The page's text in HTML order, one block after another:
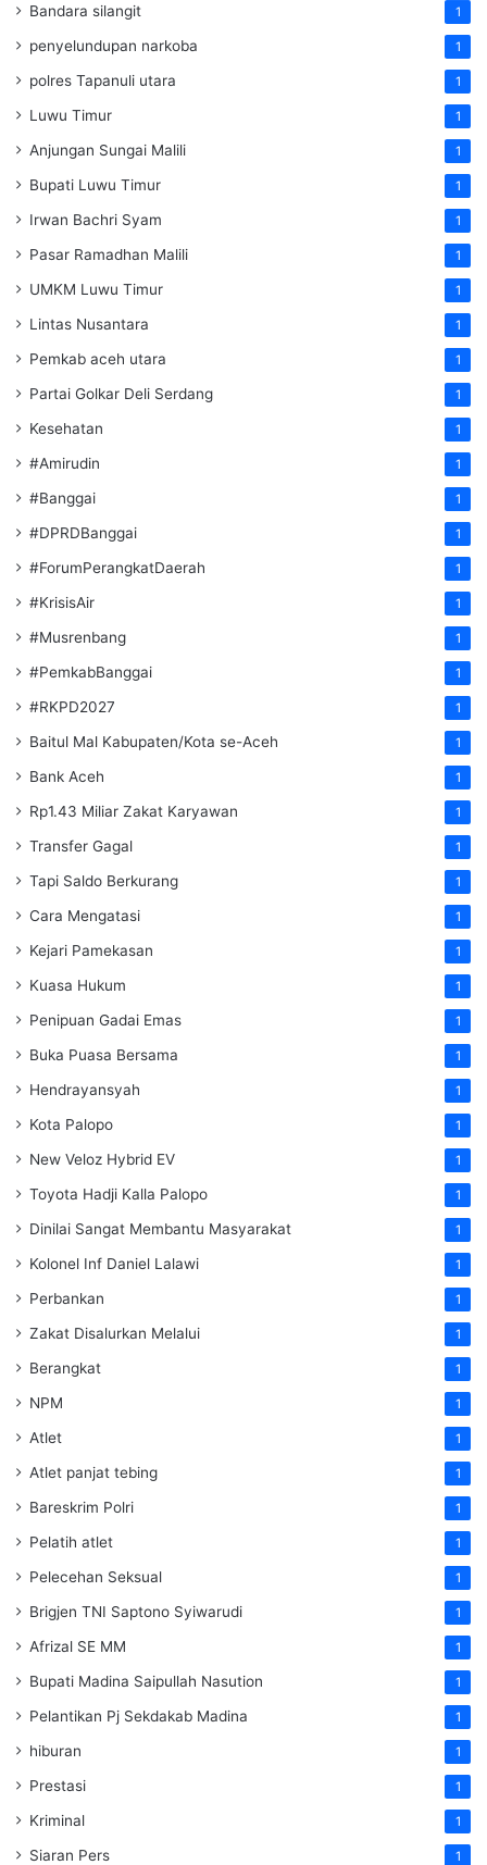
Bandara silangit 1
penyelundupan narkoba 1
polres Tapanuli utara 1
Luwu Timur 1
Anjungan Sungai Malili 1
Bupati Luwu Timur 1
Irwan Bachri Syam 1
Pasar Ramadhan Malili 1
UMKM Luwu Timur 1
Lintas Nusantara 1
Pemkab aceh utara 1
Partai Golkar Deli Serdang 1
Kesehatan 1
#Amirudin 1
#Banggai 1
#DPRDBanggai 1
#ForumPerangkatDaerah 1
#KrisisAir 1
#Musrenbang 1
#PemkabBanggai 1
#RKPD2027 1
Baitul Mal Kabupaten/Kota se-Aceh 1
Bank Aceh 1
Rp1.43 Miliar Zakat Karyawan 1
Transfer Gagal 1
Tapi Saldo Berkurang 1
Cara Mengatasi 1
Kejari Pamekasan 1
Kuasa Hukum 1
Penipuan Gadai Emas 1
Buka Puasa Bersama 1
Hendrayansyah 1
Kota Palopo 1
New Veloz Hybrid EV 1
Toyota Hadji Kalla Palopo 1
Dinilai Sangat Membantu Masyarakat 1
Kolonel Inf Daniel Lalawi 1
Perbankan 1
Zakat Disalurkan Melalui 1
Berangkat 1
NPM 1
Atlet 1
Atlet panjat tebing 1
Bareskrim Polri 1
Pelatih atlet 1
Pelecehan Seksual 1
Brigjen TNI Saptono Syiwarudi 1
Afrizal SE MM 1
Bupati Madina Saipullah Nasution 1
Pelantikan Pj Sekdakab Madina 1
hiburan 1
Prestasi 1
Kriminal 1
Siaran Pers 1